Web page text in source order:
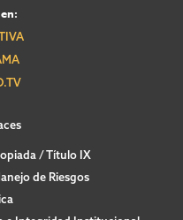
/ Título IX
de Riesgos